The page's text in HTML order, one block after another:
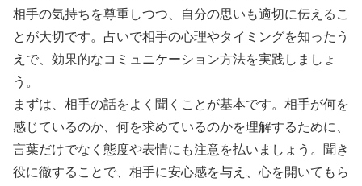
相手の気持ちを尊重しつつ、自分の思いも適切に伝えるこ
とが大切です。占いで相手の心理やタイミングを知ったう
えで、効果的なコミュニケーション方法を実践しましょ
う。
まずは、相手の話をよく聞くことが基本です。相手が何を
感じているのか、何を求めているのかを理解するために、
言葉だけでなく態度や表情にも注意を払いましょう。聞き
役に徹することで、相手に安心感を与え、心を開いてもら